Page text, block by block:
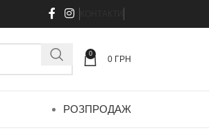
0
0 ГРН
РОЗПРОДАЖ